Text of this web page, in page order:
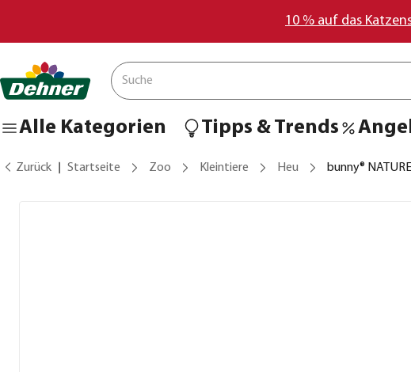
10 % auf das
Alle Kategorien Tipps & Trends
Zurück Startseite Zoo Kleintiere Heu bunny®